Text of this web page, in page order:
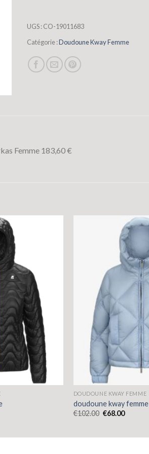
UGS :CO-19011683
Catégorie :Doudoune Kway Femme
Femme 183,60 €
DOUDOUNE KWAY FEMME
doudoune kway femme
€102.00 €68.00